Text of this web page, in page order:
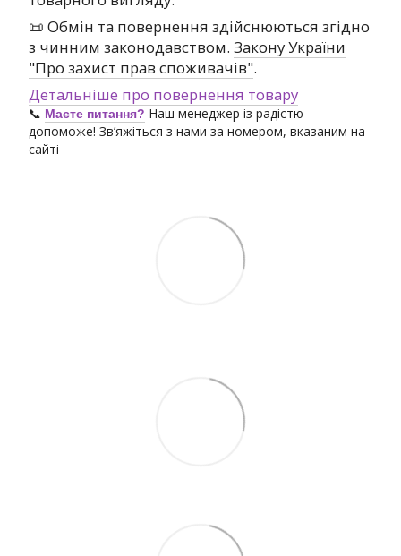
📜 Обмін та повернення здійснюються згідно
з чинним законодавством. Закону України
"Про захист прав споживачів".
Детальніше про повернення товару
📞 Маєте питання? Наш менеджер із радістю
допоможе! Зв’яжіться з нами за номером, вказаним на
сайті